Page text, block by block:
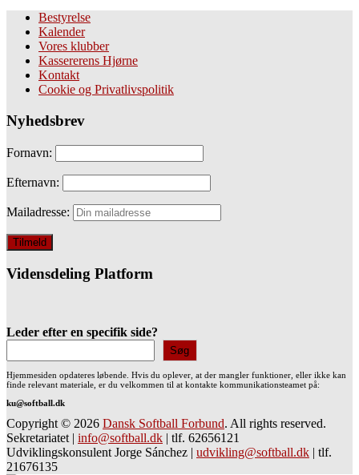
Bestyrelse
Kalender
Vores klubber
Kassererens Hjørne
Kontakt
Cookie og Privatlivspolitik
Nyhedsbrev
Fornavn:
Efternavn:
Mailadresse:
Vidensdeling Platform
Leder efter en specifik side?
Søg
Hjemmesiden opdateres løbende. Hvis du oplever, at der mangler funktioner, eller ikke kan
finde relevant materiale, er du velkommen til at kontakte kommunikationsteamet på:
ku@softball.dk
Copyright © 2026 Dansk Softball Forbund. All rights reserved.
Sekretariatet | info@softball.dk | tlf. 62656121
Udviklingskonsulent Jorge Sánchez | udvikling@softball.dk | tlf.
21676135